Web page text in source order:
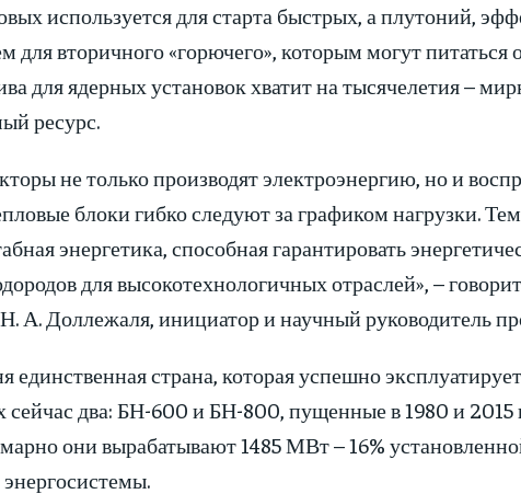
используется для старта быстрых, а плутоний,
для вторичного «горючего», которым могут питаться
для ядерных установок хватит на тысячелетия –
ресурс.
не только производят электроэнергию, но и
блоки гибко следуют за графиком нагрузки.
энергетика, способная гарантировать
для высокотехнологичных отраслей», –
Доллежаля, инициатор и научный руководитель
единственная страна, которая успешно
два: БН-600 и БН-800, пущенные в 1980 и 2015
они вырабатывают 1485 МВт – 16%